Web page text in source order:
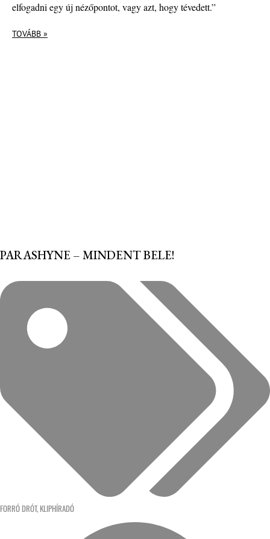
elfogadni egy új nézőpontot, vagy azt, hogy tévedett.”
TOVÁBB »
PARASHYNE – MINDENT BELE!
FORRÓ DRÓT, KLIPHÍRADÓ